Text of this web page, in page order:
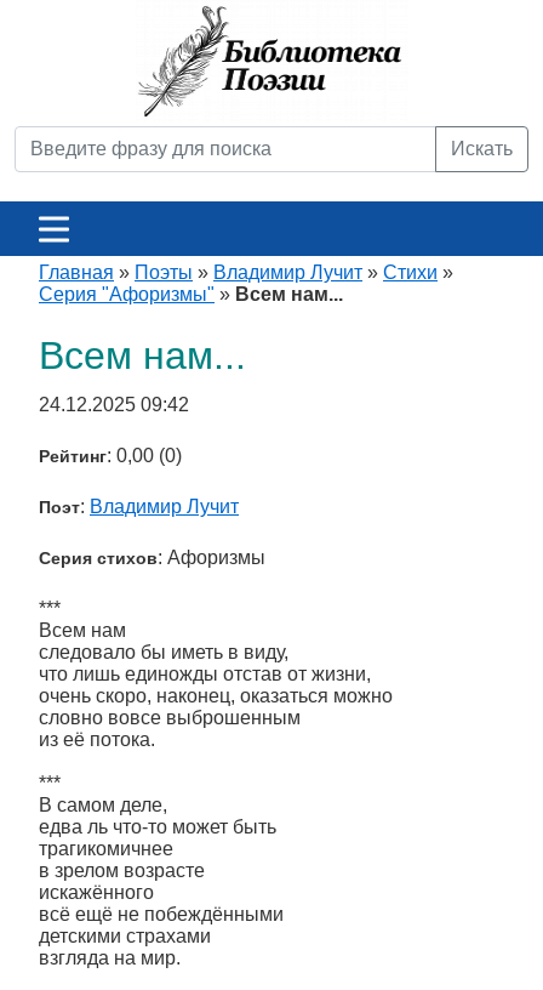
Искать
Главная » Поэты » Владимир Лучит » Стихи »
Серия "Афоризмы" » Всем нам...
Всем нам...
24.12.2025 09:42
Рейтинг: 0,00 (0)
Поэт: Владимир Лучит
Серия стихов: Афоризмы
***
Всем нам
следовало бы иметь в виду,
что лишь единожды отстав от жизни,
очень скоро, наконец, оказаться можно
словно вовсе выброшенным
из её потока.
***
В самом деле,
едва ль что-то может быть
трагикомичнее
в зрелом возрасте
искажённого
всё ещё не побеждёнными
детскими страхами
взгляда на мир.